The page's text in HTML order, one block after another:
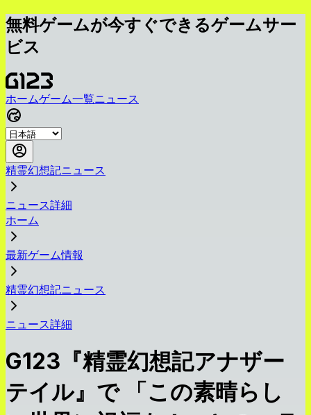
無料ゲームが今すぐできるゲームサー
ビス
ホームゲーム一覧ニュース
精霊幻想記ニュース
ニュース詳細
ホーム
最新ゲーム情報
精霊幻想記ニュース
ニュース詳細
G123『精霊幻想記アナザー
テイル』で 「この素晴らし